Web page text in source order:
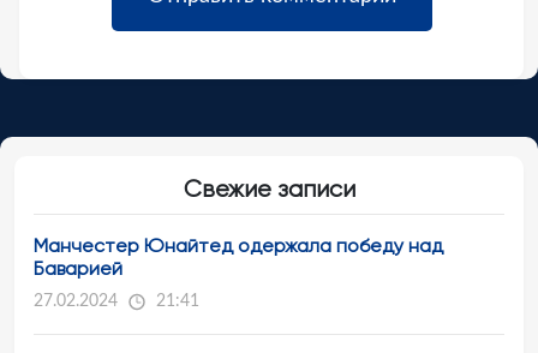
Свежие записи
Манчестер Юнайтед одержала победу над
Баварией
27.02.2024 21:41